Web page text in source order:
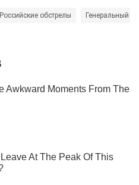
Российские обстрелы Генеральный